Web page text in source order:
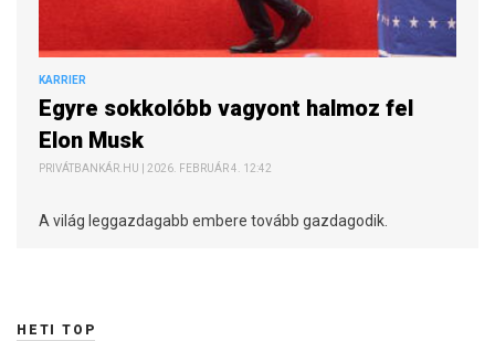
KARRIER
Egyre sokkolóbb vagyont halmoz fel
Elon Musk
PRIVÁTBANKÁR.HU | 2026. FEBRUÁR 4. 12:42
A világ leggazdagabb embere tovább gazdagodik.
HETI TOP